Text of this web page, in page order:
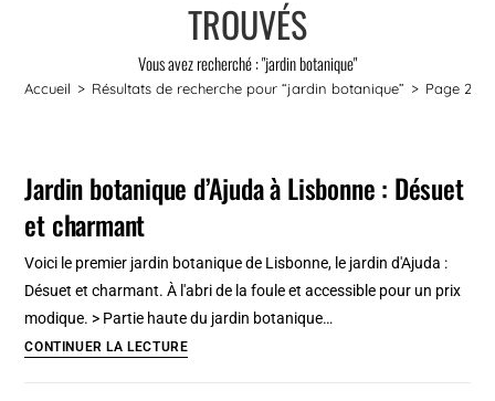
TROUVÉS
Vous avez recherché : "jardin botanique"
Accueil > Résultats de recherche pour “jardin botanique” > Page 2
Jardin botanique d’Ajuda à Lisbonne : Désuet
et charmant
Voici le premier jardin botanique de Lisbonne, le jardin d'Ajuda :
Désuet et charmant. À l'abri de la foule et accessible pour un prix
modique. > Partie haute du jardin botanique…
CONTINUER LA LECTUREJardin